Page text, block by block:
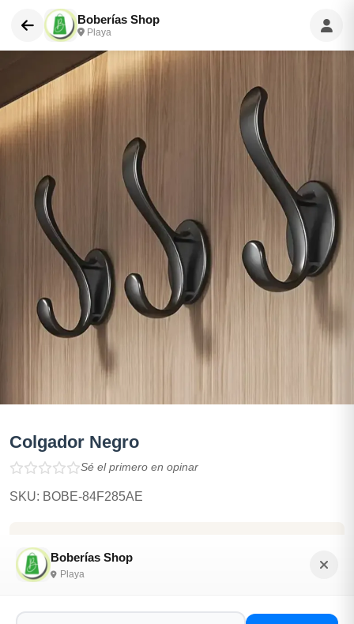
Boberías Shop
Playa
Boberías Shop
Playa
Colgador Negro
Sé el primero en opinar
SKU: BOBE-84F285AE
$700.00